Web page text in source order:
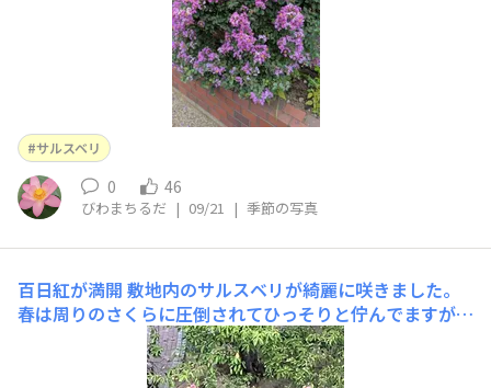
サルスベリ
0 46
びわまちるだ | 09/21 | 季節の写真
百日紅が満開 敷地内のサルスベリが綺麗に咲きました。
春は周りのさくらに圧倒されてひっそりと佇んでますがこ
の時期は一人舞台です。深紅の花が目を惹きます。